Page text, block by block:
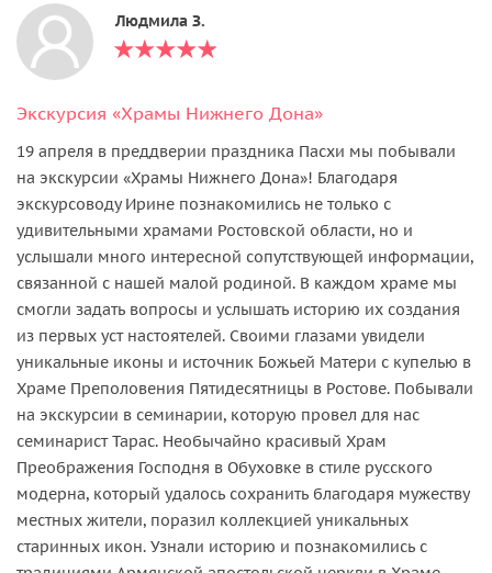
Людмила З.
Экскурсия «Храмы Нижнего Дона»
19 апреля в преддверии праздника Пасхи мы побывали
на экскурсии «Храмы Нижнего Дона»! Благодаря
экскурсоводу Ирине познакомились не только с
удивительными храмами Ростовской области, но и
услышали много интересной сопутствующей информации,
связанной с нашей малой родиной. В каждом храме мы
смогли задать вопросы и услышать историю их создания
из первых уст настоятелей. Своими глазами увидели
уникальные иконы и источник Божьей Матери с купелью в
Храме Преполовения Пятидесятницы в Ростове. Побывали
на экскурсии в семинарии, которую провел для нас
семинарист Тарас. Необычайно красивый Храм
Преображения Господня в Обуховке в стиле русского
модерна, который удалось сохранить благодаря мужеству
местных жители, поразил коллекцией уникальных
старинных икон. Узнали историю и познакомились с